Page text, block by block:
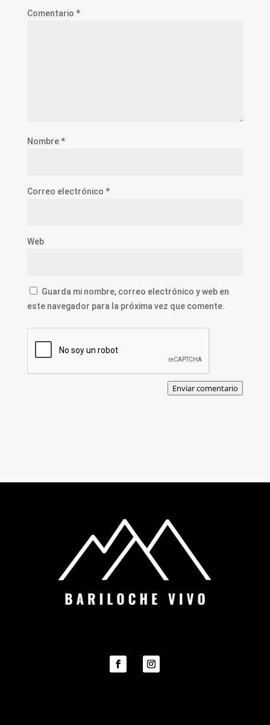
Comentario *
Nombre*
Correo electrónico *
Web
Guarda mi nombre, correo electrónico y web en
este navegador para la próxima vez que comente.
Enviar comentario